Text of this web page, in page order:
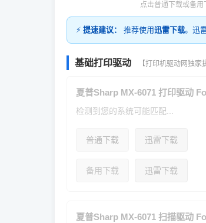
点击普通下载或备
⚡ 提速建议： 推荐使用迅雷下载。迅
基础打印驱动 【打印机驱动网独家
夏普Sharp MX-6071 打印驱动
检测到您的系统可能匹配...
普通下载 迅雷下载
备用下载 迅雷下载
夏普Sharp MX-6071 扫描驱动